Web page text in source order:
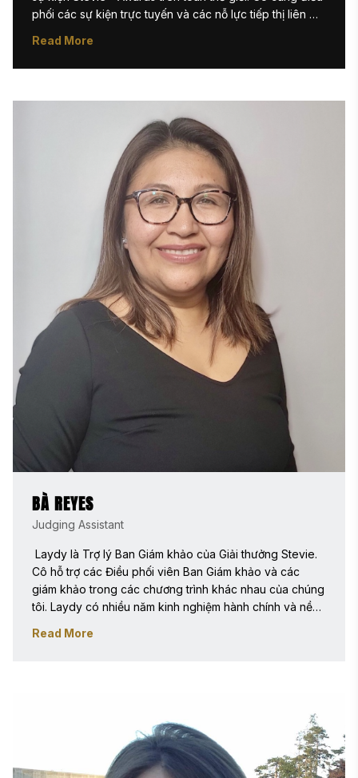
phối các sự kiện trực tuyến và các nỗ lực tiếp thị liên
đầu sự nghiệp lập kế hoạch sự kiện tại Đại học
Clemson, nơi cô tốt nghiệp Cử nhân Khoa học về Tiếp
logistics và sản xuất sáng tạo đã phát triển mạnh mẽ khi
cô xây dựng một sự nghiệp đa dạng trải dài qua các
lĩnh vực khách sạn, du lịch và doanh nghiệp. Trong thời
gian rảnh rỗi, cô thích chụp ảnh, thư giãn trên mặt nước
và chơi đùa với chú chó con năng động của mình,
Read More
BÀ REYES
Judging Assistant
Laydy là Trợ lý Ban Giám khảo của Giải thưởng Stevie.
Cô hỗ trợ các Điều phối viên Ban Giám khảo và các
giám khảo trong các chương trình khác nhau của chúng
tôi. Laydy có nhiều năm kinh nghiệm hành chính và nền
Cô cảm thấy rất hứng thú khi tìm hiểu về các sáng kiến
thức các món ăn khác nhau là những điều cô yêu thích.
Laydy tốt nghiệp Đại học George Mason với bằng Cử
nhân Nghệ thuật về Các Vấn đề Toàn cầu và Chuyên
Read More